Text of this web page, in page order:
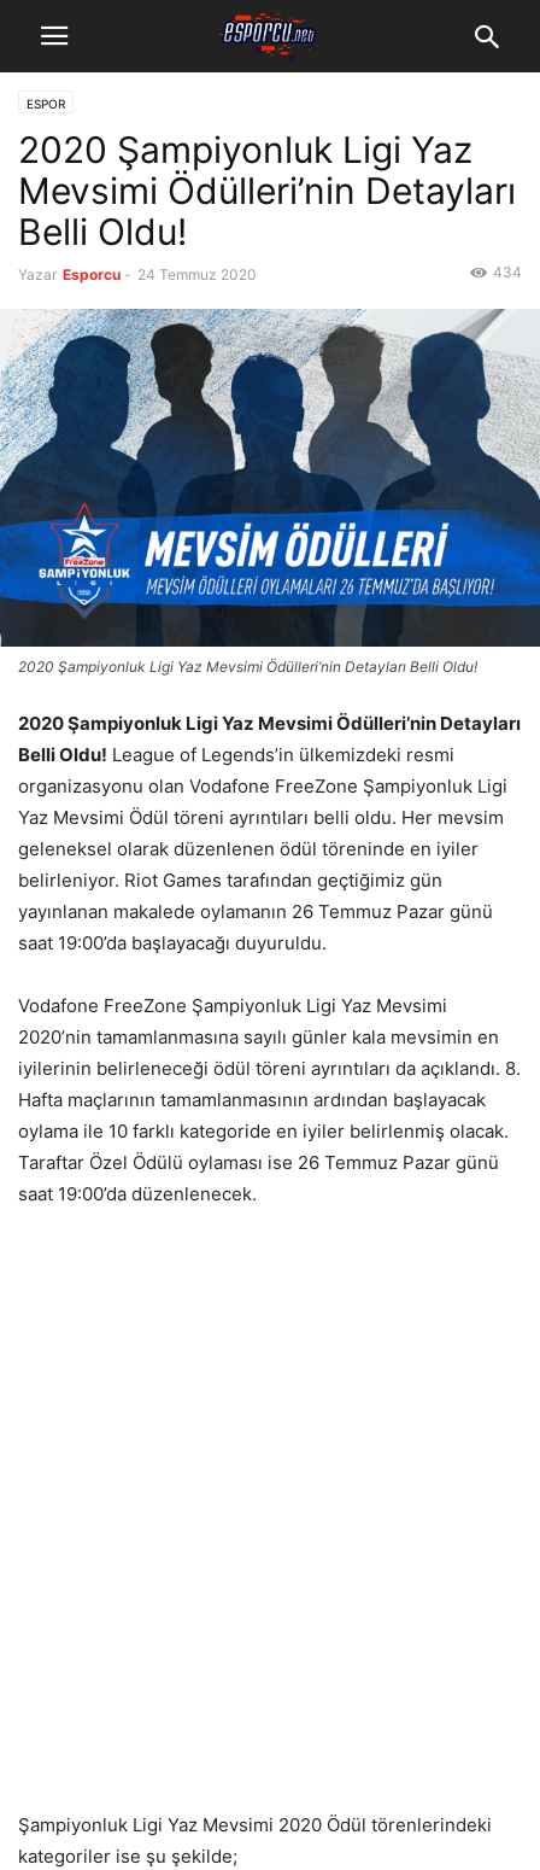
ESPOR
2020 Şampiyonluk Ligi Yaz
Mevsimi Ödülleri’nin Detayları
Belli Oldu!
Yazar Esporcu - 24 Temmuz 2020 434
2020 Şampiyonluk Ligi Yaz Mevsimi Ödülleri’nin Detayları Belli Oldu!
2020 Şampiyonluk Ligi Yaz Mevsimi Ödülleri’nin Detayları
Belli Oldu! League of Legends’in ülkemizdeki resmi
organizasyonu olan Vodafone FreeZone Şampiyonluk Ligi
Yaz Mevsimi Ödül töreni ayrıntıları belli oldu. Her mevsim
geleneksel olarak düzenlenen ödül töreninde en iyiler
belirleniyor. Riot Games tarafından geçtiğimiz gün
yayınlanan makalede oylamanın 26 Temmuz Pazar günü
saat 19:00’da başlayacağı duyuruldu.
Vodafone FreeZone Şampiyonluk Ligi Yaz Mevsimi
2020’nin tamamlanmasına sayılı günler kala mevsimin en
iyilerinin belirleneceği ödül töreni ayrıntıları da açıklandı. 8.
Hafta maçlarının tamamlanmasının ardından başlayacak
oylama ile 10 farklı kategoride en iyiler belirlenmiş olacak.
Taraftar Özel Ödülü oylaması ise 26 Temmuz Pazar günü
saat 19:00’da düzenlenecek.
Şampiyonluk Ligi Yaz Mevsimi 2020 Ödül törenlerindeki
kategoriler ise şu şekilde;